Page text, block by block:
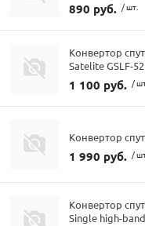
890 руб. / шт.
Конвертор
Satelite GSLF-
1 100 руб. /
Конвертор
1 990 руб. /
Конвертор
Single high-